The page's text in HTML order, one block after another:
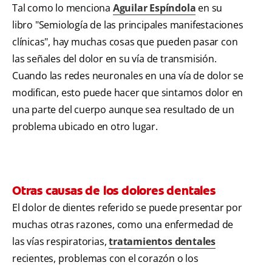
Tal como lo menciona Aguilar Espíndola en su
libro "Semiología de las principales manifestaciones
clínicas", hay muchas cosas que pueden pasar con
las señales del dolor en su vía de transmisión.
Cuando las redes neuronales en una vía de dolor se
modifican, esto puede hacer que sintamos dolor en
una parte del cuerpo aunque sea resultado de un
problema ubicado en otro lugar.
Otras causas de los dolores dentales
El dolor de dientes referido se puede presentar por
muchas otras razones, como una enfermedad de
las vías respiratorias,tratamientos dentales
recientes, problemas con el corazón o los